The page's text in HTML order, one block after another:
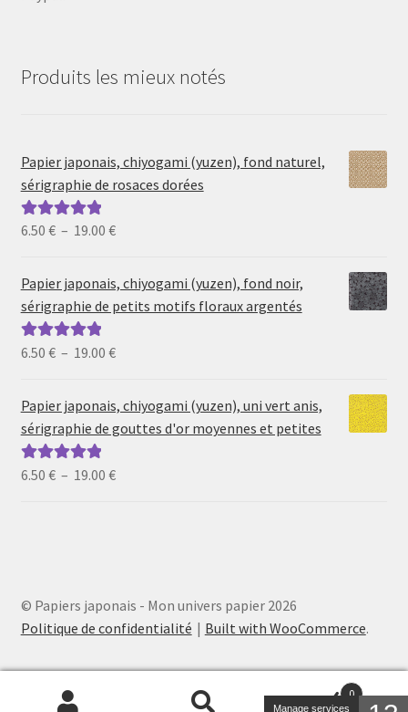
Produits les mieux notés
Papier japonais, chiyogami (yuzen), fond naturel,
sérigraphie de rosaces dorées
Note5.00sur
6.50 € – 19.00 €Plage
prix :
6.50 €
19.00 €
Papier japonais, chiyogami (yuzen), fond noir,
sérigraphie de petits motifs floraux argentés
Note5.00sur
6.50 € – 19.00 €Plage
prix :
6.50 €
19.00 €
Papier japonais, chiyogami (yuzen), uni vert anis,
sérigraphie de gouttes d'or moyennes et petites
Note5.00sur
6.50 € – 19.00 €Plage
© Papiers japonais - Mon univers papier 2026
Politique de confidentialité
Built with WooCommerce.
0
Manage services